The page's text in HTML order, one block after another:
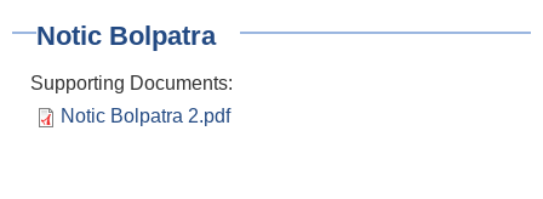
Notic Bolpatra
Supporting Documents:
Notic Bolpatra 2.pdf